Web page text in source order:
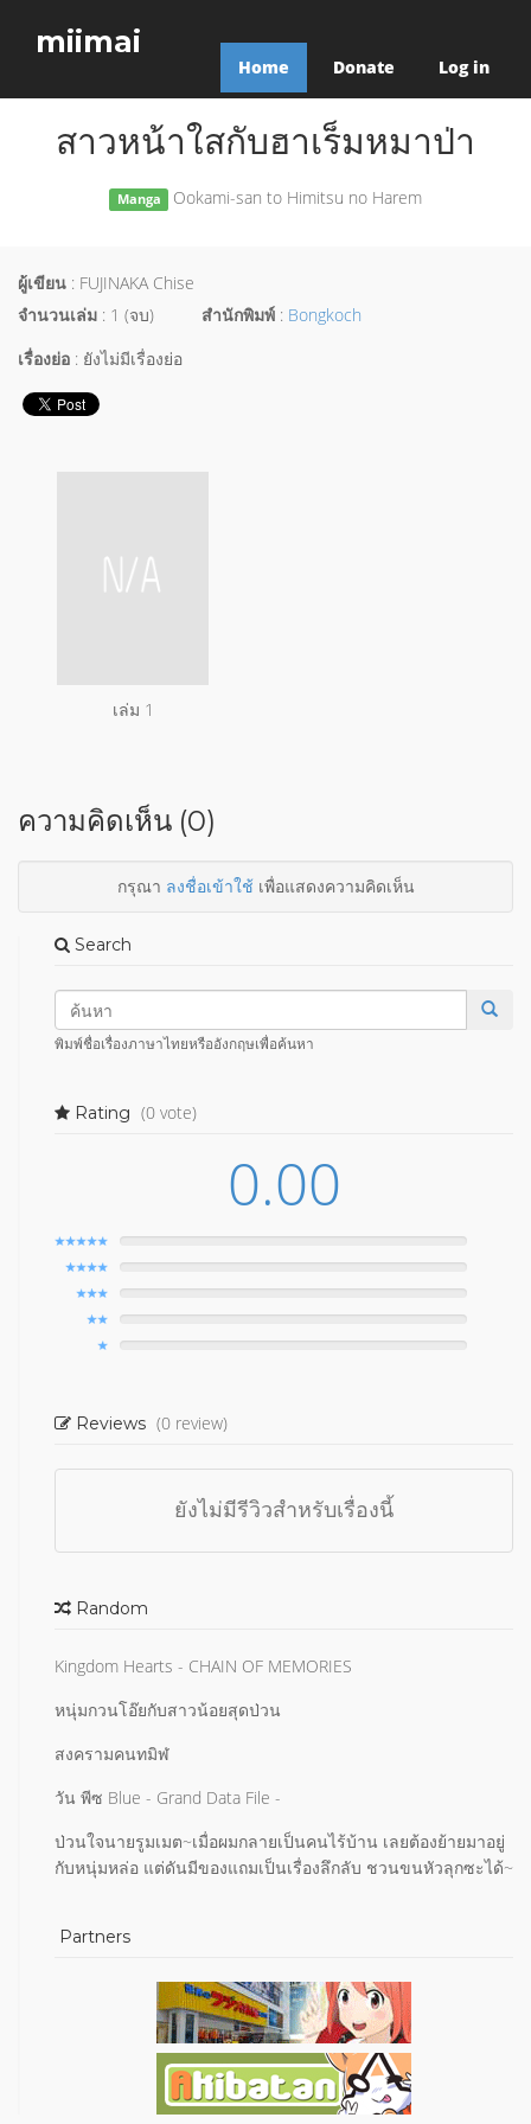
miimai
Home Donate Log in
สาวหน้าใสกับฮาเร็มหมาป่า
Manga Ookami-san to Himitsu no Harem
ผู้เขียน : FUJINAKA Chise
จำนวนเล่ม : 1 (จบ) สำนักพิมพ์ : Bongkoch
เรื่องย่อ : ยังไม่มีเรื่องย่อ
เล่ม 1
ความคิดเห็น (0)
กรุณา ลงชื่อเข้าใช้เพื่อแสดงความคิดเห็น
Search
พิมพ์ชื่อเรื่องภาษาไทยหรืออังกฤษเพื่อค้นหา
Rating (0 vote)
0.00
Reviews (0 review)
ยังไม่มีรีวิวสำหรับเรื่องนี้
Random
Kingdom Hearts - CHAIN OF MEMORIES
หนุ่มกวนโอ๊ยกับสาวน้อยสุดป่วน
สงครามคนทมิฬ
วัน พีซ Blue - Grand Data File -
ป่วนใจนายรูมเมต~เมื่อผมกลายเป็นคนไร้บ้าน เลยต้องย้ายมาอยู่
กับหนุ่มหล่อ แต่ดันมีของแถมเป็นเรื่องลึกลับ ชวนขนหัวลุกซะได้~
Partners